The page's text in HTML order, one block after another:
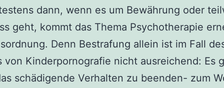
dann, wenn es um Bewährung oder
geht, kommt das Thema Psychotherapie
Denn Bestrafung allein ist im Fall
von Kinderpornografie nicht ausreichend: Es
schädigende Verhalten zu beenden- zum